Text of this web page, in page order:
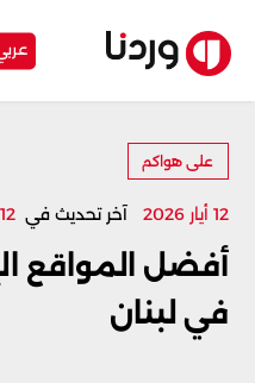
عربي
على هواكم
12 أيار 2026 آخر تحديث في 12 أيار 2026 12:40
أفضل المواقع
في لبنان